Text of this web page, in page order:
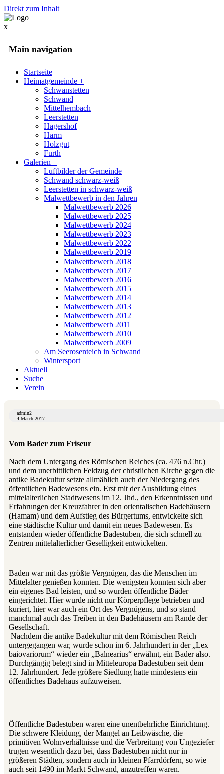
Direkt zum Inhalt
x
Main navigation
Startseite
Heimatgemeinde +
Schwanstetten
Schwand
Mittelhembach
Leerstetten
Hagershof
Harm
Holzgut
Furth
Galerien +
Luftbilder der Gemeinde
Schwand schwarz-weiß
Leerstetten in schwarz-weiß
Malwettbewerb in den Jahren
Malwettbewerb 2026
Malwettbewerb 2025
Malwettbewerb 2024
Malwettbewerb 2023
Malwettbewerb 2022
Malwettbewerb 2019
Malwettbewerb 2018
Malwettbewerb 2017
Malwettbewerb 2016
Malwettbewerb 2015
Malwettbewerb 2014
Malwettbewerb 2013
Malwettbewerb 2012
Malwettbewerb 2011
Malwettbewerb 2010
Malwettbewerb 2009
Am Seerosenteich in Schwand
Wintersport
Aktuell
Suche
Verein
admin2
4 March 2017
Vom Bader zum Friseur
Nach dem Untergang des Römischen Reiches (ca. 476 n.Chr.)
und dem unerbittlichen Feldzug der christlichen Kirche gegen die
antike Badekultur setzte allmählich auch der Niedergang des
öffentlichen Badewesens ein. Erst mit der Ausbildung eines
mittelalterlichen Stadtwesens im 12. Jhd., den Erkenntnissen und
Erfahrungen der Kreuzfahrer in den orientalischen Badehäusern
(Hamam) und dem Aufstieg des Bürgertums, entwickelte sich
eine städtische Kultur und damit ein neues Badewesen. Es
entstanden wieder öffentliche Badestuben, die sich schnell zu
Zentren mittelalterlicher Geselligkeit entwickelten.
Baden war mit das größte Vergnügen, das die Menschen im
Mittelalter genießen konnten. Die wenigsten konnten sich aber
ein eigenes Bad leisten, und so wurden öffentliche Bäder
eingerichtet. Hier wurde nicht nur Körperpflege betrieben und
kuriert, hier war auch ein Ort des Vergnügens, und so stand
manchmal auch das Treiben in den Badehäusern am Rande der
Gesellschaft.
Nachdem die antike Badekultur mit dem Römischen Reich
untergegangen war, wurde schon im 6. Jahrhundert in der „Lex
baiovariorum“ wieder ein „Balnearius“ erwähnt, ein Bader also.
Durchgängig belegt sind in Mitteleuropa Badestuben seit dem
12. Jahrhundert. Jede größere Siedlung hatte mindestens ein
öffentliches Badehaus aufzuweisen.
Öffentliche Badestuben waren eine unentbehrliche Einrichtung.
Die schwere Kleidung, der Mangel an Leibwäsche, die
primitiven Wohnverhältnisse und die Verbreitung von Ungeziefer
trugen wesentlich dazu bei, dass Badestuben nicht nur in
größeren Städten, sondern auch in kleinen Pfarrdörfern, so wie
auch seit 1490 im Markt Schwand, anzutreffen waren.